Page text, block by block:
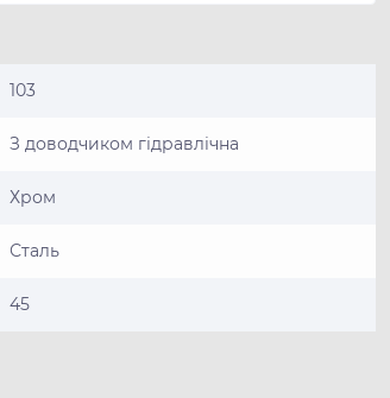
103
З доводчиком гідравлічна
Хром
Сталь
45